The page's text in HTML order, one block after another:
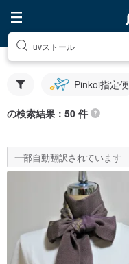
uvストール
Pinkoi指定便
の検索結果：50 件
一部自動翻訳されています